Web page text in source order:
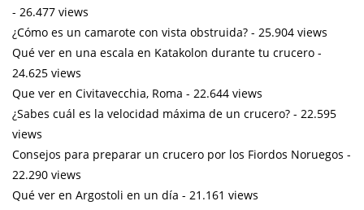
- 26.477 views
¿Cómo es un camarote con vista obstruida? - 25.904 views
Qué ver en una escala en Katakolon durante tu crucero -
24.625 views
Que ver en Civitavecchia, Roma - 22.644 views
¿Sabes cuál es la velocidad máxima de un crucero? - 22.595
views
Consejos para preparar un crucero por los Fiordos Noruegos -
22.290 views
Qué ver en Argostoli en un día - 21.161 views